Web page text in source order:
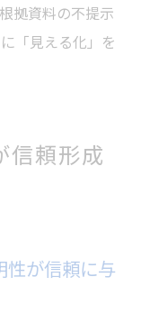
拠資料の不提示
「見える化」を
信頼形成
性が信頼に与